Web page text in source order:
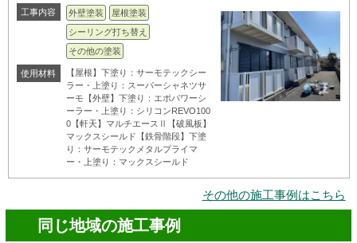
工事内容 外壁塗装
屋根塗装
シーリング打ち替え
その他の塗装
使用材料
【屋根】下塗り：サーモテックシー
ラー・上塗り：スーパーシャネツサ
ーモ【外壁】下塗り：エポパワーシ
ーラー・上塗り：シリコンREVO100
0【軒天】マルチエースⅡ【破風板】
マックスシールド【鉄骨階段】下塗
り：サーモテックメタルプライマ
ー・上塗り：マックスシールド
その他の施工事例はこちら
同じ地域の施工事例